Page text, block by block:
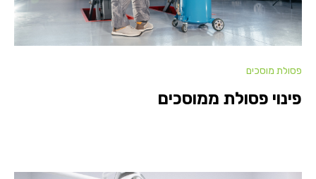
פסולת מוסכים
פינוי פסולת ממוסכים